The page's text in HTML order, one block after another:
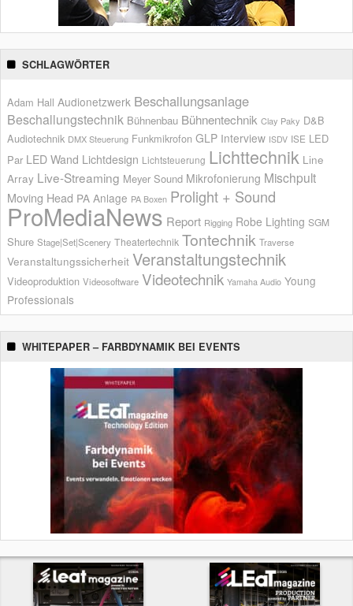
SCHLAGWÖRTER
Adam Hall Audionetzwerk Beschallungsanlage
Beschallungstechnik Bühnenbau Bühnentechnik Clay Paky D&B
Audiotechnik DMX Steuerung Funkmikrofon GLP Interview ISDV ISE LED
Par LED Wand Lichtdesign Lichtsteuerung Lichttechnik Line
Array Live-Streaming Meyer Sound Mikrofonierung Mischpult
Moving Head PA Anlage PA Boxen Prolight + Sound
ProMediaNews Report Rigging Robe Lighting SGM
Shure Stage|Set|Scenery Theatertechnik Tontechnik Traverse
Veranstaltungssicherheit Veranstaltungstechnik
Videoproduktion Videosoftware Videotechnik Yamaha Audio Young
Professionals
WHITEPAPER – FARBDYNAMIK BEI EVENTS